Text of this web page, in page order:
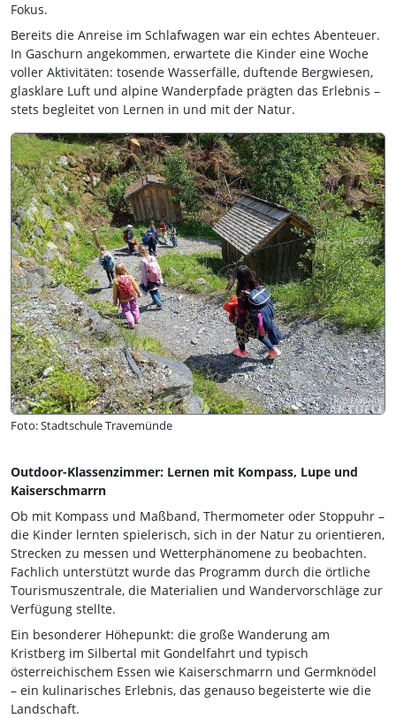
Fokus.
Bereits die Anreise im Schlafwagen war ein echtes Abenteuer.
In Gaschurn angekommen, erwartete die Kinder eine Woche
voller Aktivitäten: tosende Wasserfälle, duftende Bergwiesen,
glasklare Luft und alpine Wanderpfade prägten das Erlebnis –
stets begleitet von Lernen in und mit der Natur.
Foto: Stadtschule Travemünde
Outdoor-Klassenzimmer: Lernen mit Kompass, Lupe und
Kaiserschmarrn
Ob mit Kompass und Maßband, Thermometer oder Stoppuhr –
die Kinder lernten spielerisch, sich in der Natur zu orientieren,
Strecken zu messen und Wetterphänomene zu beobachten.
Fachlich unterstützt wurde das Programm durch die örtliche
Tourismuszentrale, die Materialien und Wandervorschläge zur
Verfügung stellte.
Ein besonderer Höhepunkt: die große Wanderung am
Kristberg im Silbertal mit Gondelfahrt und typisch
österreichischem Essen wie Kaiserschmarrn und Germknödel
– ein kulinarisches Erlebnis, das genauso begeisterte wie die
Landschaft.